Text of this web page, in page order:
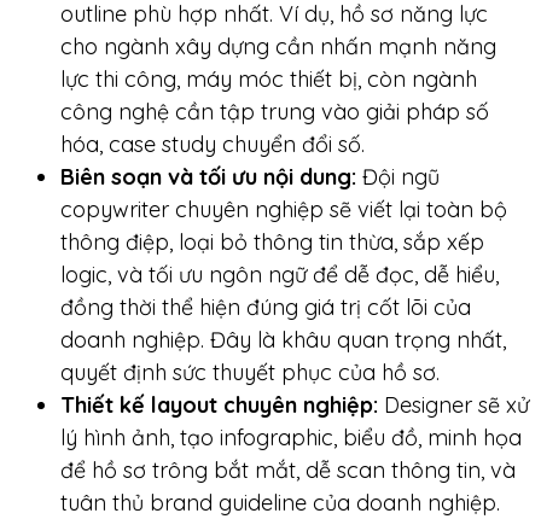
outline phù hợp nhất. Ví dụ, hồ sơ năng lực
cho ngành xây dựng cần nhấn mạnh năng
lực thi công, máy móc thiết bị, còn ngành
công nghệ cần tập trung vào giải pháp số
hóa, case study chuyển đổi số.
Biên soạn và tối ưu nội dung: Đội ngũ
copywriter chuyên nghiệp sẽ viết lại toàn bộ
thông điệp, loại bỏ thông tin thừa, sắp xếp
logic, và tối ưu ngôn ngữ để dễ đọc, dễ hiểu,
đồng thời thể hiện đúng giá trị cốt lõi của
doanh nghiệp. Đây là khâu quan trọng nhất,
quyết định sức thuyết phục của hồ sơ.
Thiết kế layout chuyên nghiệp: Designer sẽ xử
lý hình ảnh, tạo infographic, biểu đồ, minh họa
để hồ sơ trông bắt mắt, dễ scan thông tin, và
tuân thủ brand guideline của doanh nghiệp.